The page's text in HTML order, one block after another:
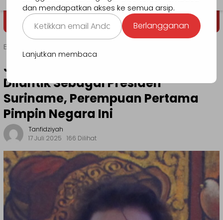
Dega' Niondon Selamat
Beranda
Jennifer Geerlings-Simons Resmi
Dilantik Sebagai Presiden
Suriname, Perempuan Pertama
Pimpin Negara Ini
Tanfidziyah
17 Juli 2025
166 Dilihat
dan mendapatkan akses ke semua arsip.
Ketikkan
email
Anda...
Berlangganan
Lanjutkan membaca